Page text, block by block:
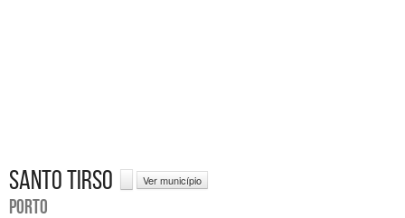
SANTO TIRSO Ver município
PORTO